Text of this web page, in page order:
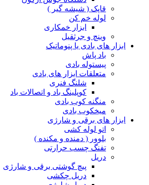
قاپک ( شیشه گیر )
لوله خم کن
ابزار خمکاری
وینچ و جرثقیل
ابزار های بادی یا پنوماتیک
باد پاش
پیستوله بادی
متعلقات ابزار های بادی
شلنگ فنری
کوپلینگ باد و اتصالات باد
منگنه کوب بادی
میخکوب بادی
ابزار های برقی و شارژی
اتو لوله کشی
بلوور ( دمنده و مکنده )
تفنگ چسب حرارتی
دریل
پیچ گوشتی برقی و شارژی
دریل چکشی